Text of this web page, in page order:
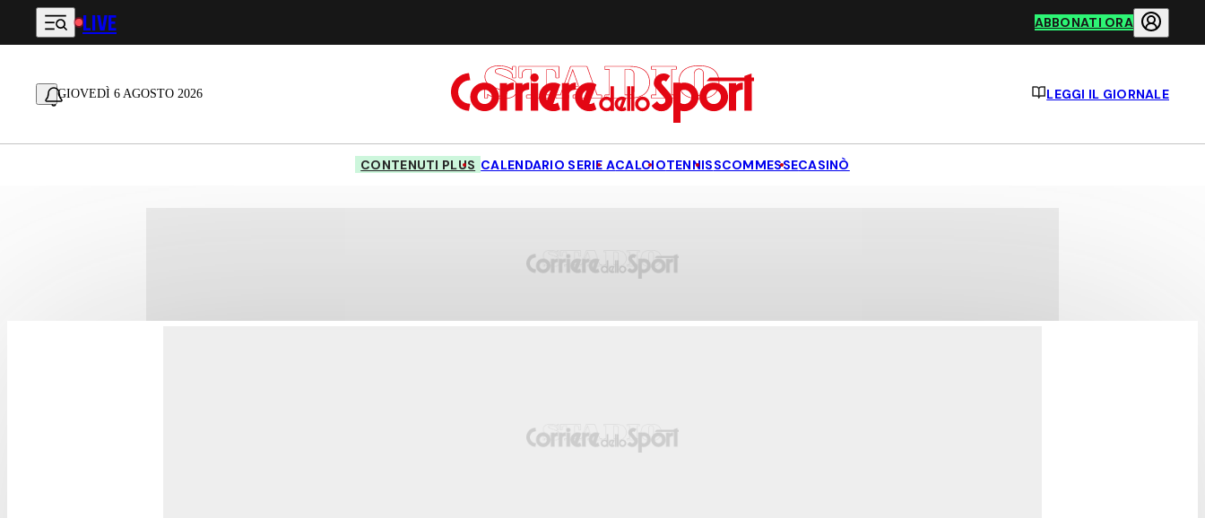
Vai al contenuto principale
LIVE ABBONATI ORA
GIOVEDÌ 6 AGOSTO 2026 LEGGI IL GIORNALE
CONTENUTI PLUS CALENDARIO SERIE ACALCIOTENNISSCOMMESSECASINÒ